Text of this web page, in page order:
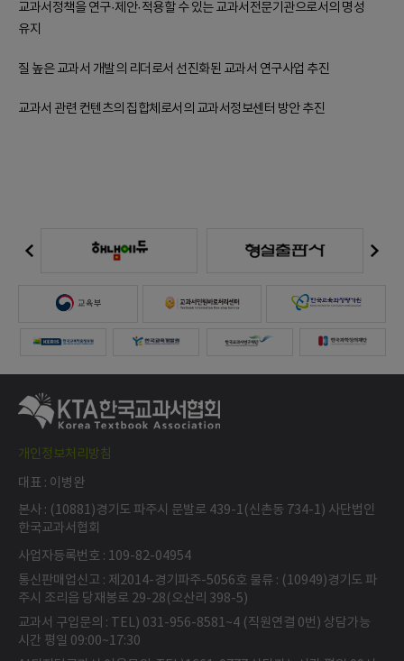
교과서정책을 연구·제안·적용할 수 있는 교과서전문기관으로서의 명성
유지
질 높은 교과서 개발의 리더로서 선진화된 교과서 연구사업 추진
교과서 관련 컨텐츠의 집합체로서의 교과서정보센터 방안 추진
개인정보처리방침
대표 : 이병완
본사 : (10881)경기도 파주시 문발로 439-1(신촌동 734-1) 사단법인
한국교과서협회
사업자등록번호 : 109-82-04954
통신판매업신고 : 제2014-경기파주-5056호 물류 : (10949)경기도 파
주시 조리읍 당재봉로 29-28(오산리 398-5)
교과서 구입문의 : TEL) 031-956-8581~4 (직원연결 0번) 상담가능
시간 평일 09:00~17:30